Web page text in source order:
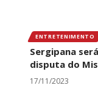
ENTRETENIMENTO
Sergipana
disputa do
17/11/2023